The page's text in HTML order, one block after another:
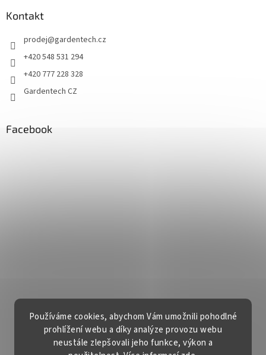
Používáme cookies, abychom Vám umožnili pohodlné
prohlížení webu a díky analýze provozu webu
neustále zlepšovali jeho funkce, výkon a
Kontakt
prodej@gardentech.cz
+420 548 531 294
+420 777 228 328
Gardentech CZ
Facebook